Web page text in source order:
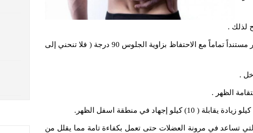
لذلك .
يكون الظهر مستنداً تماماً مع الاحتفاظ بزاوية الجلوس 90 درجة ( فلا تنحني إلى
.
الظهر .
إجهاد في منطقة اسفل الظهر.
التي تساعد في مرونة العضلات حتى تعمل بكفاءة تامة مما يقلل من